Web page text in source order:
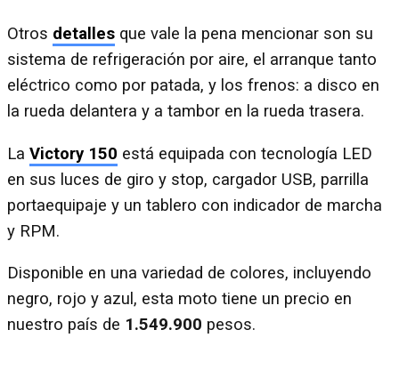
Otros detalles que vale la pena mencionar son su
sistema de refrigeración por aire, el arranque tanto
eléctrico como por patada, y los frenos: a disco en
la rueda delantera y a tambor en la rueda trasera.
La Victory 150 está equipada con tecnología LED
en sus luces de giro y stop, cargador USB, parrilla
portaequipaje y un tablero con indicador de marcha
y RPM.
Disponible en una variedad de colores, incluyendo
negro, rojo y azul, esta moto tiene un precio en
nuestro país de 1.549.900 pesos.